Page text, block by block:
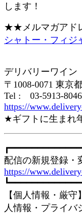
します！
★★メルマガア
シャトー・フィ
デリバリーワイ
〒1008-0071 東京
Tel : 03-5913-8046
https://
★ギフトに生まれ
配信の新規登録・
https://
【個人情報・厳
人情報・プライバ